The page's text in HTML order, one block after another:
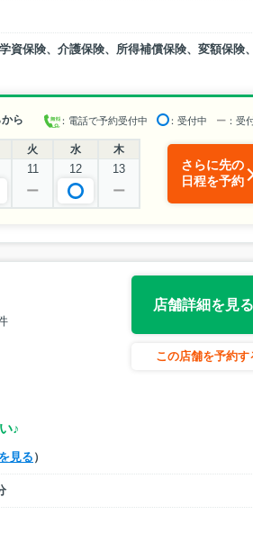
資保険、介護保険、所得補償保険、変額保険
ら ：電話で予約受付中 ：受付中 ー ：受
火 水 木
11 12 13
ー ー
さらに先の
日程を予約
店舗詳細を見る
この店舗を予約す
♪
見る ）